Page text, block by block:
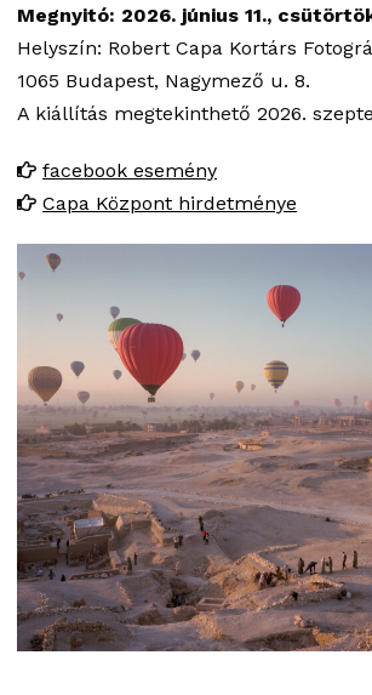
Megnyitó: 2026. június 11.,
Helyszín: Robert Capa Kortárs
1065 Budapest, Nagymező u. 8.
A kiállítás megtekinthető 2026.
facebook esemény
Capa Központ hirdetménye